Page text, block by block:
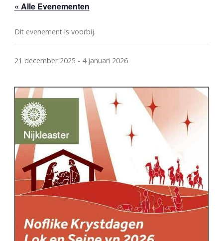
« Alle Evenementen
Dit evenement is voorbij.
21 december 2025 - 4 januari 2026